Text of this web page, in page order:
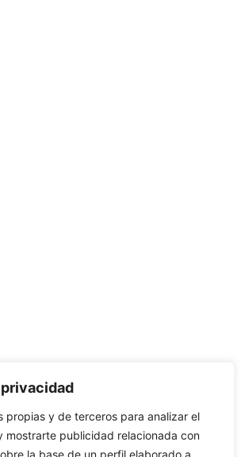
propias y de terceros para analizar el
mostrarte publicidad relacionada con
la base de un perfil elaborado a